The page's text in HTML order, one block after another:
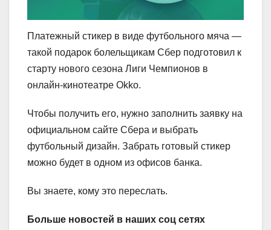
Платежный стикер в виде футбольного мяча —
такой подарок болельщикам Сбер подготовил к
старту нового сезона Лиги Чемпионов в
онлайн-кинотеатре Okko.
Чтобы получить его, нужно заполнить заявку на
официальном сайте Сбера и выбрать
футбольный дизайн. Забрать готовый стикер
можно будет в одном из офисов банка.
Вы знаете, кому это переслать.
Больше новостей в наших соц сетях